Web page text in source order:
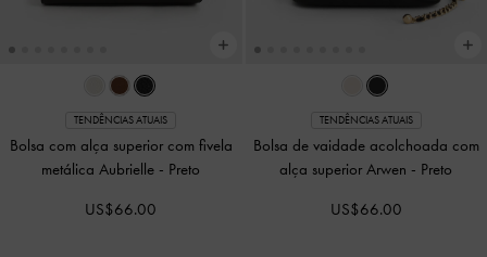
TENDÊNCIAS ATUAIS
Bolsa com alça superior com fivela
metálica Aubrielle - Preto
US$66.00
TENDÊNCIAS ATUAIS
Bolsa de vaidade acolchoada com
alça superior Arwen - Preto
US$66.00